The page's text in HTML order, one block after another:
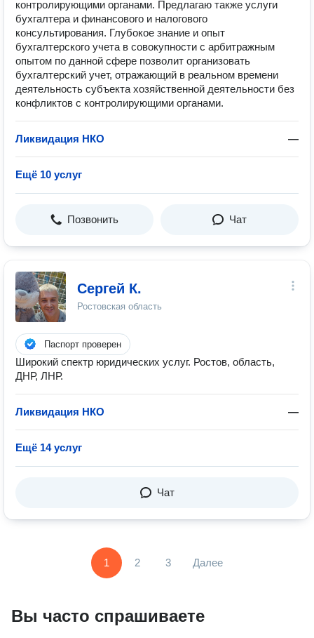
контролирующими органами. Предлагаю также услуги
бухгалтера и финансового и налогового
консультирования. Глубокое знание и опыт
бухгалтерского учета в совокупности с арбитражным
опытом по данной сфере позволит организовать
бухгалтерский учет, отражающий в реальном времени
деятельность субъекта хозяйственной деятельности без
конфликтов с контролирующими органами.
Ликвидация НКО —
Ещё 10 услуг
Позвонить Чат
Сергей К.
Ростовская область
Паспорт проверен
Широкий спектр юридических услуг. Ростов, область,
ДНР, ЛНР.
Ликвидация НКО —
Ещё 14 услуг
Чат
1 2 3 Далее
Вы часто спрашиваете